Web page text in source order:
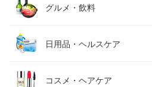
レディースファッション
メンズファッション
キッズファッション
グルメ・飲料
食品
スイーツ・お菓子
日用品・ヘルスケア
日用品雑貨・文房具・手芸
コスメ・ヘアケア